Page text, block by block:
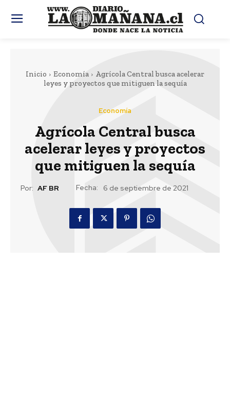
Inicio Economía
Agrícola Central busca acelerar
leyes y proyectos que mitiguen la sequía
Economía
Agrícola Central busca
acelerar leyes y proyectos
que mitiguen la sequía
Por: AF BR Fecha: 6 de septiembre de 2021